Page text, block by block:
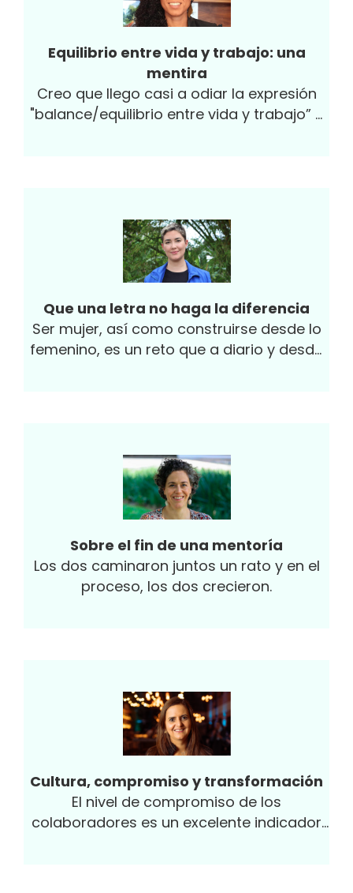
Equilibrio entre vida y trabajo: una
mentira
Creo que llego casi a odiar la expresión
"balance/equilibrio entre vida y trabajo” y
¡La vida se desequilibra todo el tiempo! Y
cuando lo hace, te sientes como un
fracaso por no mantener tu equilibrio
entre la vida y el trabajo. Además, la
palabra equilibrio o balance y el acto de
equilibrar/balancear implica que algo tiene
más o menos peso o que todo debe pesar
lo mismo. Las cargas de conciencia que
cosas diferentes. Si "trabajo" no es "vida",
¿qué es? ¿Cuándo trabajamos no
estamos viviendo?
Que una letra no haga la diferencia
Ser mujer, así como construirse desde lo
femenino, es un reto que a diario y desde
Sobre el fin de una mentoría
Los dos caminaron juntos un rato y en el
proceso, los dos crecieron.
Cultura, compromiso y transformación
El nivel de compromiso de los
colaboradores es un excelente indicador